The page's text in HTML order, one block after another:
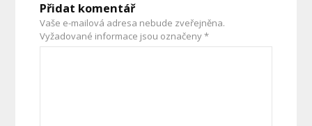
Přidat komentář
Vaše e-mailová adresa nebude zveřejněna.
Vyžadované informace jsou označeny*